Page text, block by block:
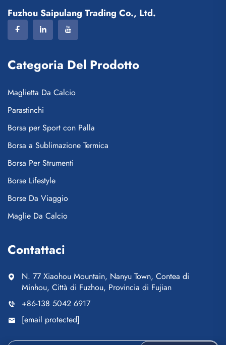
Fuzhou Saipulang Trading Co., Ltd.
Categoria Del Prodotto
Maglietta Da Calcio
Parastinchi
Borsa per Sport con Palla
Borsa a Sublimazione Termica
Borsa Per Strumenti
Borse Lifestyle
Borse Da Viaggio
Maglie Da Calcio
Contattaci
N. 77 Xiaohou Mountain, Nanyu Town, Contea di
Minhou, Città di Fuzhou, Provincia di Fujian
+86-138 5042 6917
[email protected]